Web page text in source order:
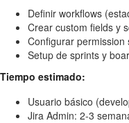
Definir workflows
Crear custom fields y
Configurar permission
Setup de sprints y
Tiempo estimado:
Usuario básico
Jira Admin: 2-3